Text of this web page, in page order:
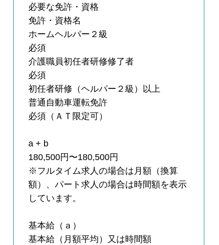
必要な免許・資格
免許・資格名
ホームヘルパー２級
必須
介護職員初任者研修修了者
必須
初任者研修（ヘルパー２級）以上
普通自動車運転免許
必須（ＡＴ限定可）
a + b
180,500円〜180,500円
※フルタイム求人の場合は月額（換算
額）、パート求人の場合は時間額を表示
しています。
基本給（ａ）
基本給（月額平均）又は時間額